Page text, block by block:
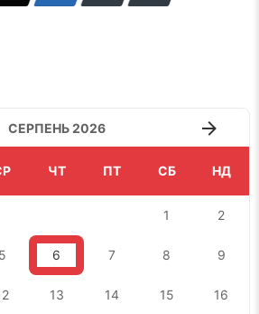
СЕРПЕНЬ 2026
ЧТ ПТ СБ НД
1 2
5 6 7 8 9
13 14 15 16